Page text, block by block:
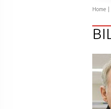
Home